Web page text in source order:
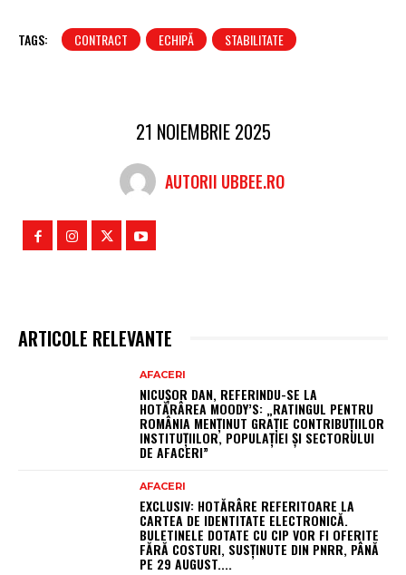
TAGS: CONTRACT ECHIPĂ STABILITATE
21 NOIEMBRIE 2025
AUTORII UBBEE.RO
ARTICOLE RELEVANTE
AFACERI
NICUȘOR DAN, REFERINDU-SE LA
HOTĂRÂREA MOODY’S: „RATINGUL PENTRU
ROMÂNIA MENȚINUT GRAȚIE CONTRIBUȚIILOR
INSTITUȚIILOR, POPULAȚIEI ȘI SECTORULUI
DE AFACERI”
AFACERI
EXCLUSIV: HOTĂRÂRE REFERITOARE LA
CARTEA DE IDENTITATE ELECTRONICĂ.
BULETINELE DOTATE CU CIP VOR FI OFERITE
FĂRĂ COSTURI, SUSȚINUTE DIN PNRR, PÂNĂ
PE 29 AUGUST....